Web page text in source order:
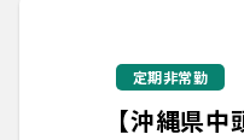
定期非常勤
【沖縄県